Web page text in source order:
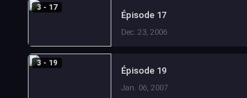
3 - 17
Épisode 17
Dec. 23, 2006
3 - 19
Épisode 19
Jan. 06, 2007